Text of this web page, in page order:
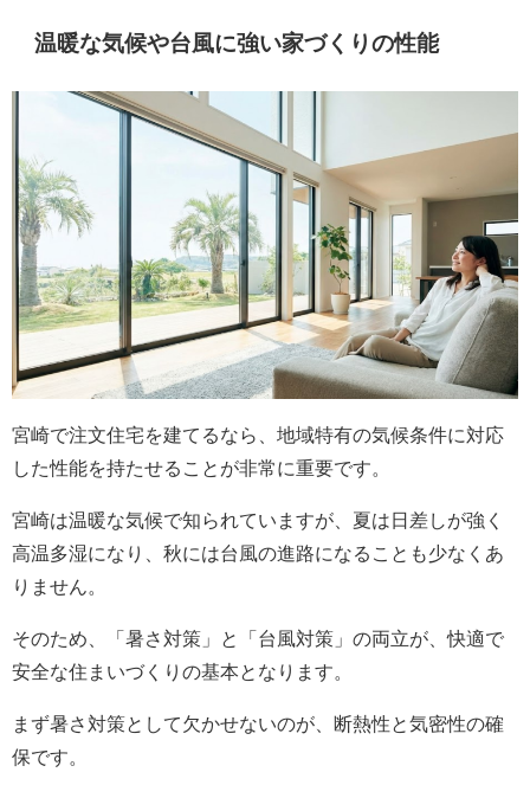
温暖な気候や台風に強い家づくりの性能
宮崎で注文住宅を建てるなら、地域特有の気候条件に対応
した性能を持たせることが非常に重要です。
宮崎は温暖な気候で知られていますが、夏は日差しが強く
高温多湿になり、秋には台風の進路になることも少なくあ
りません。
そのため、「暑さ対策」と「台風対策」の両立が、快適で
安全な住まいづくりの基本となります。
まず暑さ対策として欠かせないのが、断熱性と気密性の確
保です。